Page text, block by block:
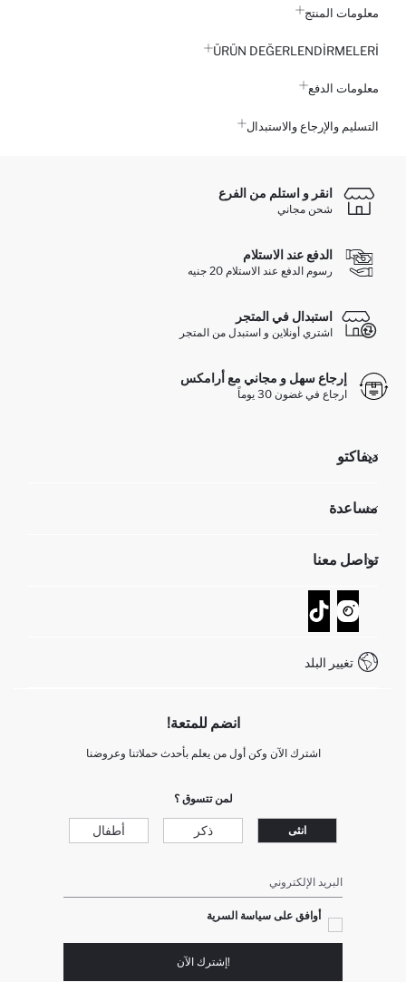
معلومات المنتج
ÜRÜN DEĞERLENDİRMELERİ
معلومات الدفع
التسليم والإرجاع والاستبدال
انقر و استلم من الفرع
شحن مجاني
الدفع عند الاستلام
رسوم الدفع عند الاستلام 20 جنيه
استبدال في المتجر
اشتري أونلاين و استبدل من المتجر
إرجاع سهل و مجاني مع أرامكس
ارجاع في غضون 30 يوماً
ديفاكتو
تعرف علينا
GIFT CLUB
مساعدة
عمليات الارجاع و الاستبدال السهلة
تتبع الشحنة
كيف يمكنك التسوق في ديفاكتو ؟
كيف تدفع في ديفاكتو؟
شروط المنافسة
تواصل معنا
نموذج الاتصال
خدمة العملاء
Call Center 19782
تغيير البلد
انضم للمتعة!
اشترك الآن وكن أول من يعلم بأحدث حملاتنا وعروضنا
لمن تتسوق ؟
انثى ذكر أطفال
البريد الإلكتروني
أوافق على سياسة السرية
!إشترك الآن